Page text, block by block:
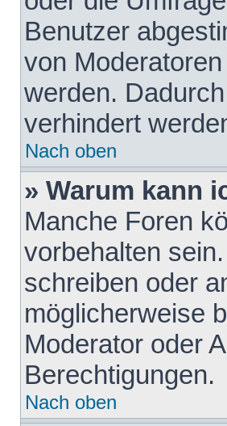
Benutzer
von
werden.
verhindert
Nach oben
» Warum kann
Manche Foren
vorbehalten
schreiben oder
möglicherweise
Moderator oder
Berechtigungen.
Nach oben